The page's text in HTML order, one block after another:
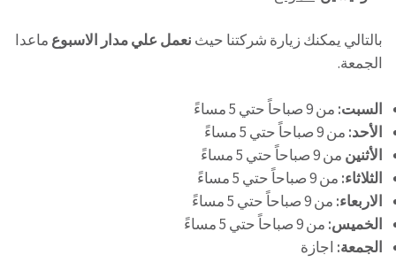
بالتالي يمكنك زيارة شركتنا حيث نعمل علي مدار الاسبوع ماعدا
الجمعة.
السبت: من 9 صباحاً حتي 5 مساءً
الأحد: من 9 صباحاً حتي 5 مساءً
الأثنين من 9 صباحاً حتي 5 مساءً
الثلاثاء: من 9 صباحاً حتي 5 مساءً
الاربعاء: من 9 صباحاً حتي 5 مساءً
الخميس: من 9 صباحاً حتي 5 مساءً
الجمعة: اجازة